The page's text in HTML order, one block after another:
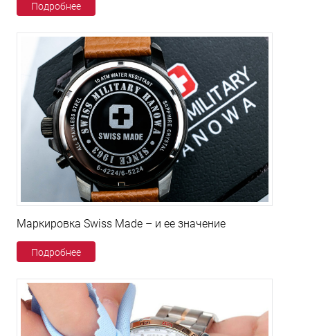
Подробнее
Маркировка Swiss Made – и ее значение
Подробнее